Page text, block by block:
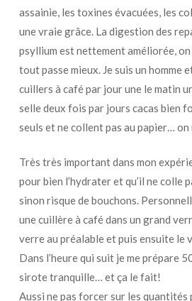
assainie, les toxines évacuées, les
une vraie grâce. La digestion des
psyllium est nettement améliorée, on
tout passe mieux. Je suis un homme
cuillers à café par jour une le matin
selle deux fois par jours cacas bien
seuls et ne collent pas au papier… on
Très très important dans mon
pour bien l’hydrater et qu’il ne colle
sinon risque de bouchons.
une cuillère à café dans un grand
verre au préalable et puis ensuite le
Dans l’heure qui suit je me prépare
sirote tranquille… et ça le fait!
Aussi ne pas forcer sur les quantités